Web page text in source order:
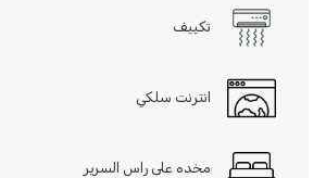
تكييف
انترنت سلكي
مخده على راس السرير